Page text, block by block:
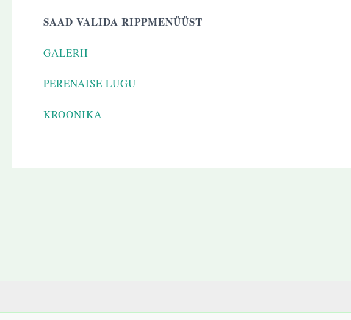
SAAD VALIDA RIPPMENÜÜST
GALERII
PERENAISE LUGU
KROONIKA